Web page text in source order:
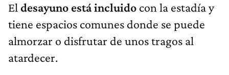
El desayuno está incluido con la estadía y
tiene espacios comunes donde se puede
almorzar o disfrutar de unos tragos al
atardecer.